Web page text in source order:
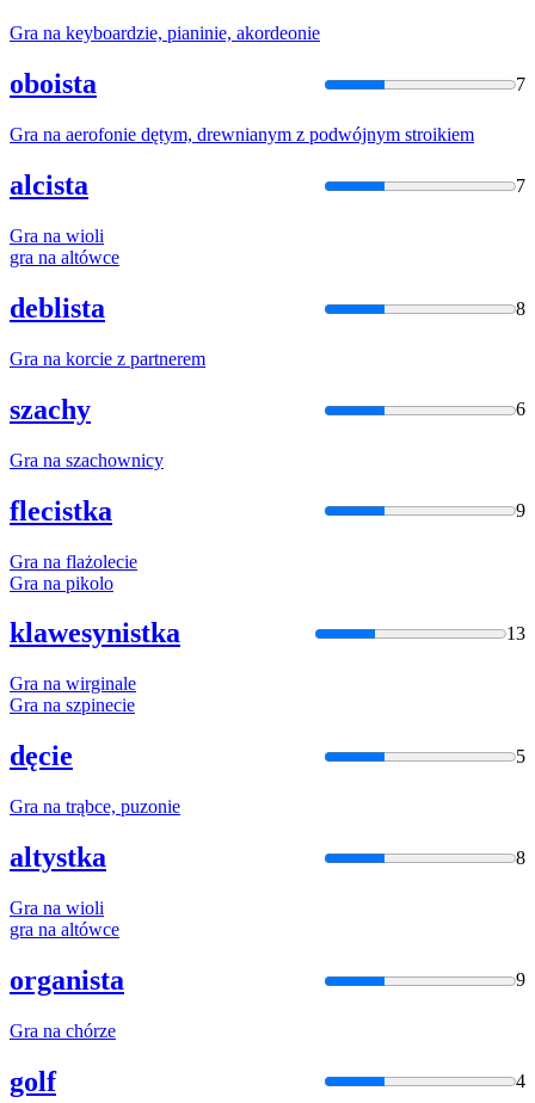
Gra na keyboardzie, pianinie, akordeonie
oboista 7
Gra na aerofonie dętym, drewnianym z podwójnym stroikiem
alcista 7
Gra na wioli
gra na altówce
deblista 8
Gra na korcie z partnerem
szachy 6
Gra na szachownicy
flecistka 9
Gra na flażolecie
Gra na pikolo
klawesynistka 13
Gra na wirginale
Gra na szpinecie
dęcie 5
Gra na trąbce, puzonie
altystka 8
Gra na wioli
gra na altówce
organista 9
Gra na chórze
golf 4